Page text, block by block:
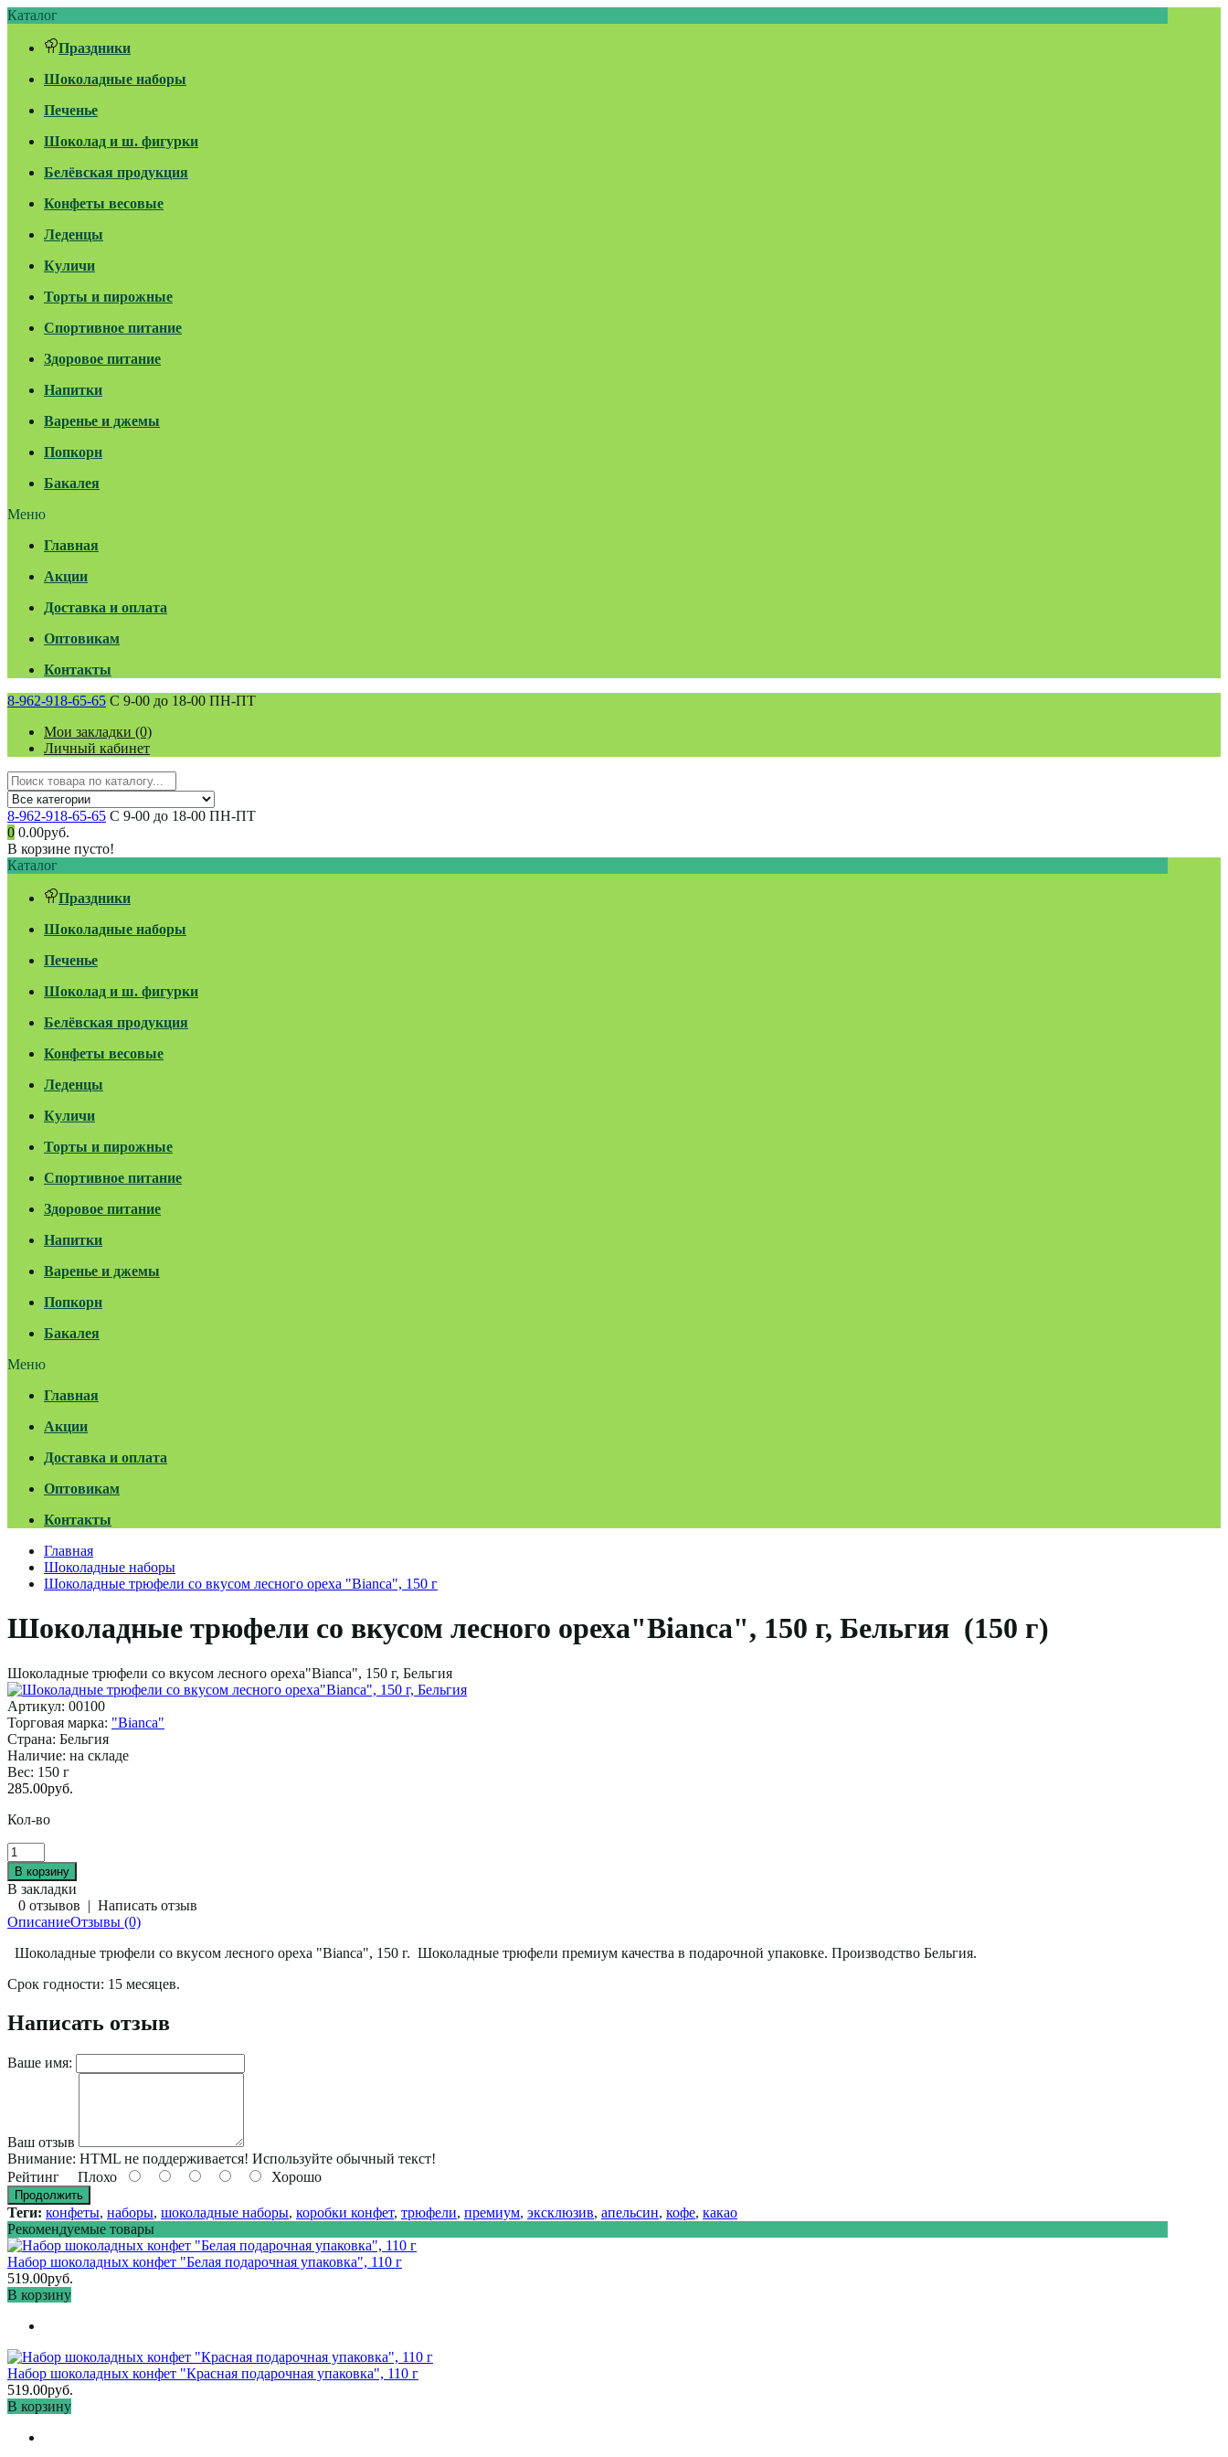
Каталог
Праздники
Шоколадные наборы
Печенье
Шоколад и ш. фигурки
Белёвская продукция
Конфеты весовые
Леденцы
Куличи
Торты и пирожные
Спортивное питание
Здоровое питание
Напитки
Варенье и джемы
Попкорн
Бакалея
Меню
Главная
Акции
Доставка и оплата
Оптовикам
Контакты
8-962-918-65-65 С 9-00 до 18-00 ПН-ПТ
Мои закладки (0)
Личный кабинет
8-962-918-65-65 С 9-00 до 18-00 ПН-ПТ
0 0.00руб.
В корзине пусто!
Каталог
Праздники
Шоколадные наборы
Печенье
Шоколад и ш. фигурки
Белёвская продукция
Конфеты весовые
Леденцы
Куличи
Торты и пирожные
Спортивное питание
Здоровое питание
Напитки
Варенье и джемы
Попкорн
Бакалея
Меню
Главная
Акции
Доставка и оплата
Оптовикам
Контакты
Главная
Шоколадные наборы
Шоколадные трюфели со вкусом лесного ореха "Bianca", 150 г
Шоколадные трюфели со вкусом лесного ореха"Bianca", 150 г, Бельгия (150 г)
Шоколадные трюфели со вкусом лесного ореха"Bianca", 150 г, Бельгия
Артикул: 00100
Торговая марка: "Bianca"
Страна: Бельгия
Наличие: на складе
Вес: 150 г
285.00руб.
Кол-во
В закладки
0 отзывов | Написать отзыв
ОписаниеОтзывы (0)
Шоколадные трюфели со вкусом лесного ореха "Bianca", 150 г. Шоколадные трюфели премиум качества в подарочной упаковке. Производство Бельгия.
Срок годности: 15 месяцев.
Написать отзыв
Ваше имя:
Ваш отзыв
Внимание: HTML не поддерживается! Используйте обычный текст!
Рейтинг Плохо Хорошо
Продолжить
Теги: конфеты, наборы, шоколадные наборы, коробки конфет, трюфели, премиум, эксклюзив, апельсин, кофе, какао
Рекомендуемые товары
Набор шоколадных конфет "Белая подарочная упаковка", 110 г
519.00руб.
В корзину
Набор шоколадных конфет "Красная подарочная упаковка", 110 г
519.00руб.
В корзину